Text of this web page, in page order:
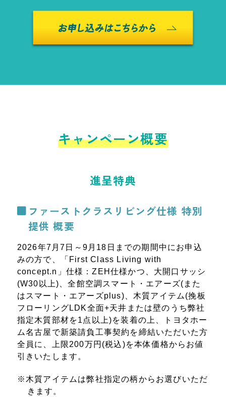
キャンペーン概要
進呈特典
ファーストクラスリビング仕様 特別
提供 概要
2026年7月7日～9月18日までの期間中にお申込
みの方で、「First Class Living with
concept.n」仕様：ZEH仕様かつ、大開口サッシ
(W30以上)、全館空調スマート・エアーズ(また
はスマート・エアーズplus)、木質アイテム(挽板
フローリングLDK全面+天井または壁のうち弊社
指定木質部材を1点以上)を装着の上、トヨタホー
ム名古屋で新築請負工事契約を締結いただいた方
全員に、上限200万円(税込)を本体価格からお値
引きいたします。
※ 木質アイテムは弊社指定の柄からお選びいただ
きます。